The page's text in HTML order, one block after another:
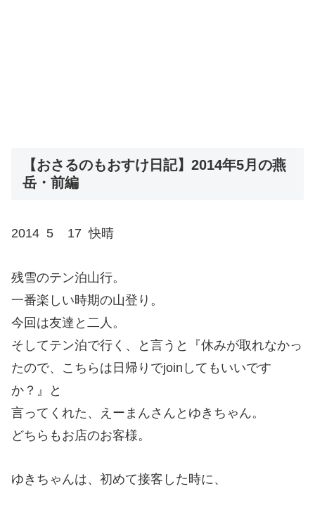
【おさるのもおすけ日記】2014年5月の燕
岳・前編
2014 5 17 快晴
残雪のテン泊山行。
一番楽しい時期の山登り。
今回は友達と二人。
そしてテン泊で行く、と言うと『休みが取れなかっ
たので、こちらは日帰りでjoinしてもいいです
か？』と
言ってくれた、えーまんさんとゆきちゃん。
どちらもお店のお客様。
ゆきちゃんは、初めて接客した時に、